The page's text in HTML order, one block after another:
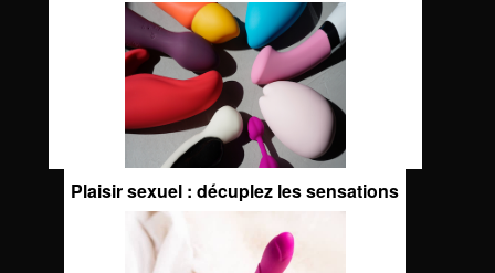
Plaisir sexuel : décuplez les sensations